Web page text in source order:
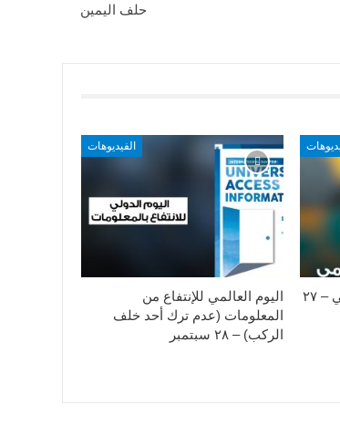
حلف اليمين
الفيديوهات
اليوم العالمي للإنتفاع من
المعلومات (عدم ترك أحد خلف
الركب) – ٢٨ سبتمبر
الإحتفال بيوم السياحة العالمي – ٢٧